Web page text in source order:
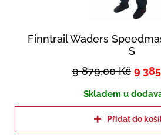
Finntrail Waders
S
9 879,00Kč 9
Skladem u
Přidat do